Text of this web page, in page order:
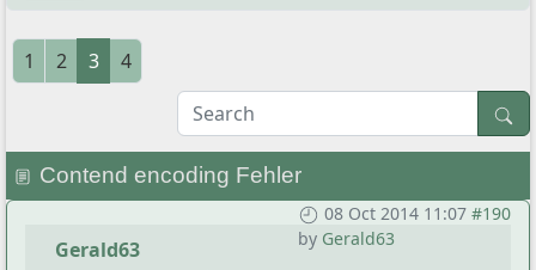
1 2 3 4
Contend encoding Fehler
08 Oct 2014 11:07 #190
by Gerald63
Gerald63